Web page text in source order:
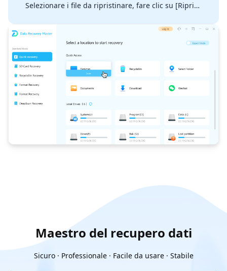
Selezionare i file da ripristinare, fare clic su [Ripristina ora] e confermare la posizione di salvataggio.
Maestro del recupero dati
Sicuro · Professionale · Facile da usare · Stabile